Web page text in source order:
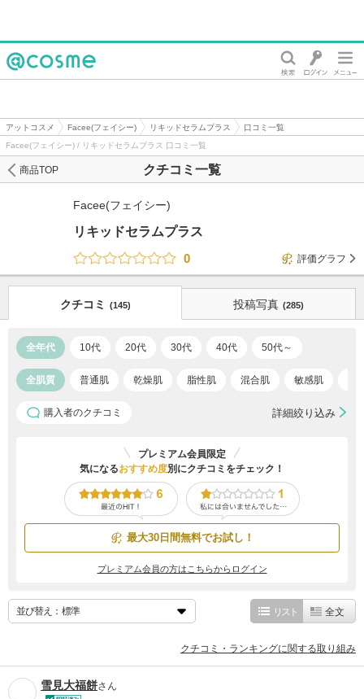
アットコスメ Facee(フェイシー) リキッドセラムプラス
口コミ一覧
Facee(フェイシー) / リキッドセラムプラス 口コミ一覧
クチコミ一覧
商品TOP
Facee(フェイシー)
リキッドセラムプラス
0
評価グラフ
クチコミ (145) 投稿写真 (285)
全年代 10代 20代 30代 40代 50代～
全肌質 普通肌 乾燥肌 脂性肌 混合肌 敏感肌
購入者のクチコミ 詳細絞り込み
プレミアム会員限定
気になるおすすめ度別にクチコミをチェック！
最大30日間無料でお試し！
プレミアム会員の方はこちらからログイン
並び替え： リスト 全文
クチコミ・ランキングに関する取り組み
雪見大福餅さん